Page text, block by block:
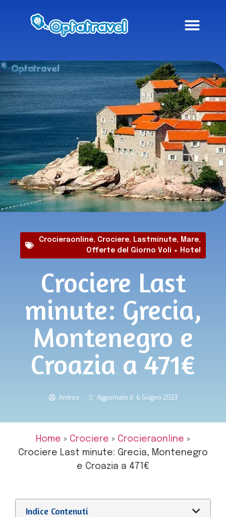
Crocieraonline, Crociere, Lastminute, Mare,
Offerte del Giorno Voli + Hotel
Crociere Last
minute: Grecia,
Montenegro e
Croazia a 471€
Andrea Aggiornato il: 6 Giugno 2023
Home » Crociere » Crocieraonline »
Crociere Last minute: Grecia, Montenegro
e Croazia a 471€
Indice Contenuti